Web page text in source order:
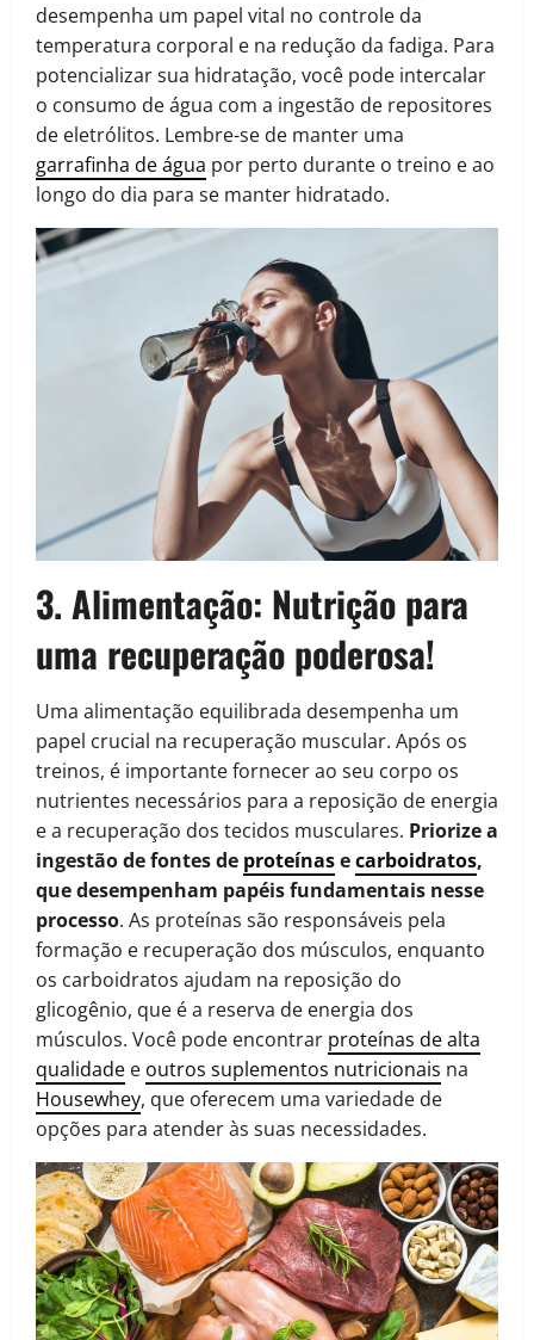
desempenha um papel vital no controle da
temperatura corporal e na redução da fadiga. Para
potencializar sua hidratação, você pode intercalar
o consumo de água com a ingestão de repositores
de eletrólitos. Lembre-se de manter uma
garrafinha de água por perto durante o treino e ao
longo do dia para se manter hidratado.
3. Alimentação: Nutrição para
uma recuperação poderosa!
Uma alimentação equilibrada desempenha um
papel crucial na recuperação muscular. Após os
treinos, é importante fornecer ao seu corpo os
nutrientes necessários para a reposição de energia
e a recuperação dos tecidos musculares. Priorize a
ingestão de fontes de proteínasecarboidratos,
que desempenham papéis fundamentais nesse
processo. As proteínas são responsáveis ​​pela
formação e recuperação dos músculos, enquanto
os carboidratos ajudam na reposição do
glicogênio, que é a reserva de energia dos
músculos. Você pode encontrar proteínas de alta
qualidade e outros suplementos nutricionais na
Housewhey, que oferecem uma variedade de
opções para atender às suas necessidades.